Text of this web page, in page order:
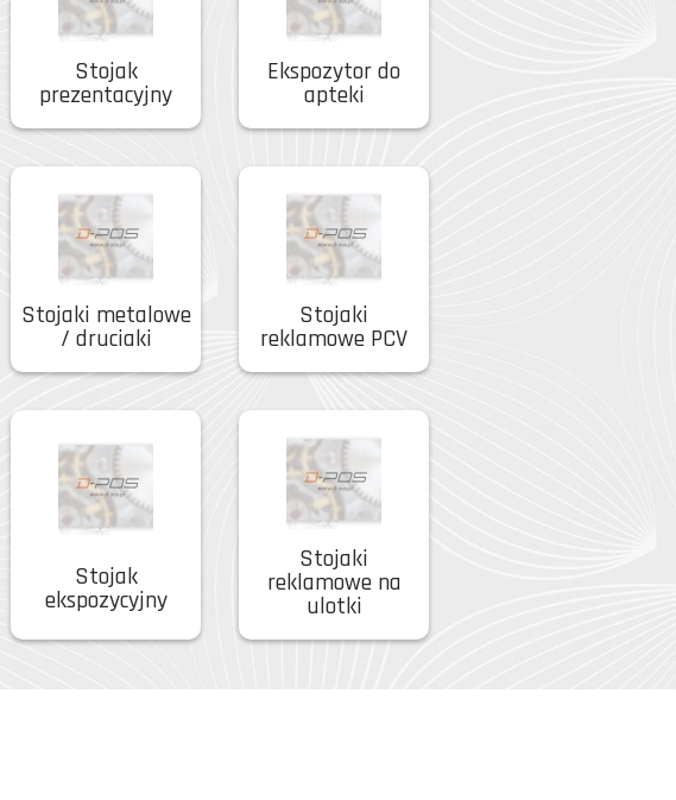
Stojak
prezentacyjny
Ekspozytor do
apteki
Stojaki metalowe
/ druciaki
Stojaki
reklamowe PCV
Stojak
ekspozycyjny
Stojaki
reklamowe na
ulotki